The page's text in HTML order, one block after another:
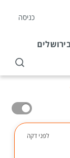
כניסה
לפני דקה